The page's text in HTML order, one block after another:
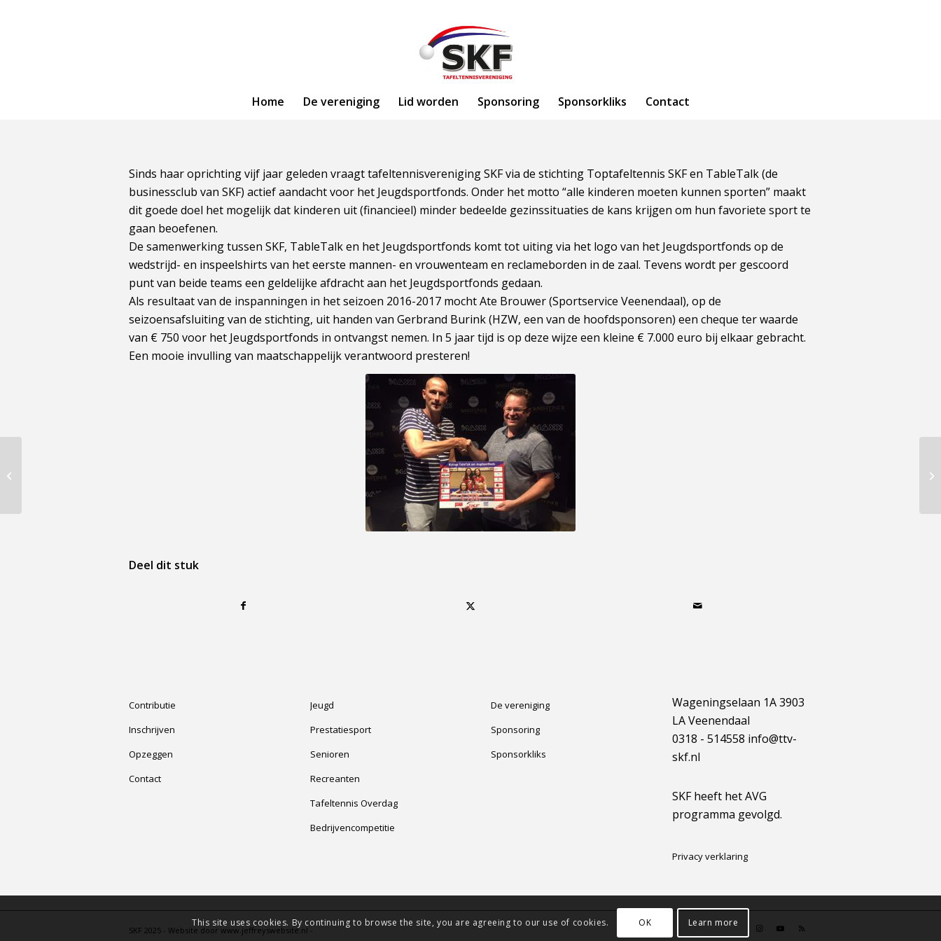
Home De vereniging Lid worden Sponsoring Sponsorkliks Contact
Sinds haar oprichting vijf jaar geleden vraagt tafeltennisvereniging SKF via de stichting Toptafeltennis SKF en TableTalk (de
businessclub van SKF) actief aandacht voor het Jeugdsportfonds. Onder het motto “alle kinderen moeten kunnen sporten” maakt
dit goede doel het mogelijk dat kinderen uit (financieel) minder bedeelde gezinssituaties de kans krijgen om hun favoriete sport te
gaan beoefenen.
De samenwerking tussen SKF, TableTalk en het Jeugdsportfonds komt tot uiting via het logo van het Jeugdsportfonds op de
wedstrijd- en inspeelshirts van het eerste mannen- en vrouwenteam en reclameborden in de zaal. Tevens wordt per gescoord
punt van beide teams een geldelijke afdracht aan het Jeugdsportfonds gedaan.
Als resultaat van de inspanningen in het seizoen 2016-2017 mocht Ate Brouwer (Sportservice Veenendaal), op de
seizoensafsluiting van de stichting, uit handen van Gerbrand Burink (HZW, een van de hoofdsponsoren) een cheque ter waarde
van € 750 voor het Jeugdsportfonds in ontvangst nemen. In 5 jaar tijd is op deze wijze een kleine € 7.000 euro bij elkaar gebracht.
Een mooie invulling van maatschappelijk verantwoord presteren!
Deel dit stuk
Contributie
Inschrijven
Opzeggen
Contact
Jeugd
Prestatiesport
Senioren
Recreanten
Tafeltennis Overdag
Bedrijvencompetitie
De vereniging
Sponsoring
Sponsorkliks
Wageningselaan 1A 3903
LA Veenendaal
0318 - 514558 info@ttv-
skf.nl
SKF heeft het AVG
programma gevolgd.
Privacy verklaring
SKF 2025 - Website door www.jeffreyswebsite.nl - powered by Enfold WordPress Theme
This site uses cookies. By continuing to browse the site, you are agreeing to our use of cookies. OK Learn more